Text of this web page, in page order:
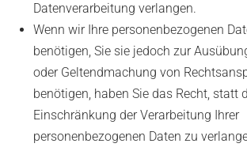
Datenverarbeitung verlangen.
Wenn wir Ihre personenbezogenen
benötigen, Sie sie jedoch zur
oder Geltendmachung von
benötigen, haben Sie das Recht, statt
Einschränkung der Verarbeitung Ihrer
personenbezogenen Daten zu